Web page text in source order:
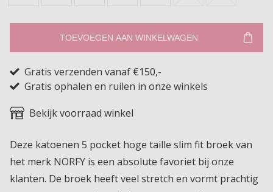
TOEVOEGEN AAN WINKELWAGEN
Gratis verzenden vanaf €150,-
Gratis ophalen en ruilen in onze winkels
Bekijk voorraad winkel
Deze katoenen 5 pocket hoge taille slim fit broek van
het merk NORFY is een absolute favoriet bij onze
klanten. De broek heeft veel stretch en vormt prachtig